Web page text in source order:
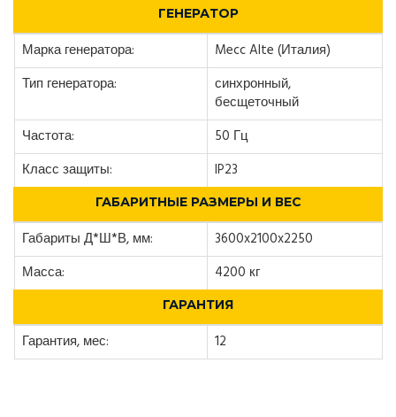
ГЕНЕРАТОР
Марка генератора:
Mecc Alte (Италия)
Тип генератора:
синхронный,
бесщеточный
Частота:
50 Гц
Класс защиты:
IP23
ГАБАРИТНЫЕ РАЗМЕРЫ И ВЕС
Габариты Д*Ш*В, мм:
3600x2100x2250
Масса:
4200 кг
ГАРАНТИЯ
Гарантия, мес: 12